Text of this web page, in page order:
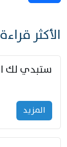
الأكثر قراءة
المزید